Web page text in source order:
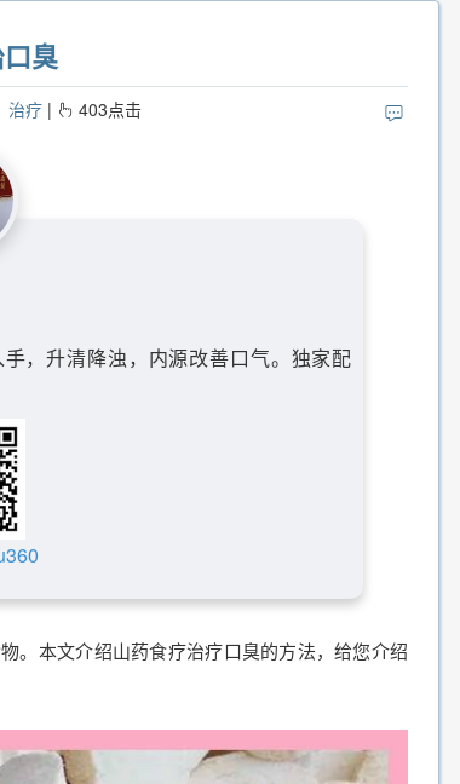
臭
治疗 403点击
，升清降浊，内源改善口气。独家配
。本文介绍山药食疗治疗口臭的方法，给您介绍